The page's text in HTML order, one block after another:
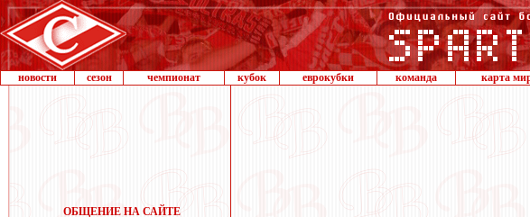
новости сезон чемпионат кубок еврокубки команда карта
ОБЩЕНИЕ НА САЙТЕ